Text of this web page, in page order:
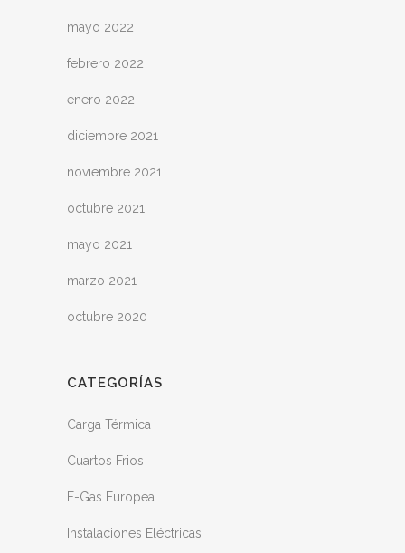
mayo 2022
febrero 2022
enero 2022
diciembre 2021
noviembre 2021
octubre 2021
mayo 2021
marzo 2021
octubre 2020
CATEGORÍAS
Carga Térmica
Cuartos Frios
F-Gas Europea
Instalaciones Eléctricas